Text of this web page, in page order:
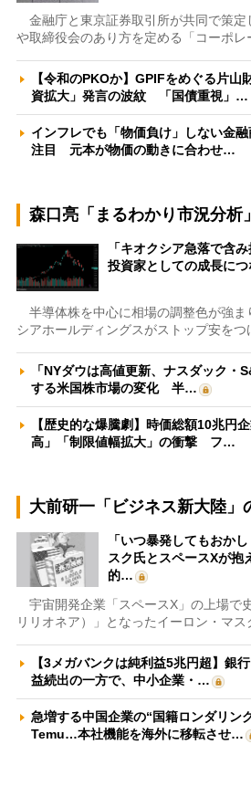
金融庁と東京証券取引所が共同で策定
や取締役会のあり方を定める「コーポ
【令和のPKOか】GPIFをめぐる片山
資拡大」発言の波紋 「国債重視」…
インフレでも「物価負け」しない金
注目 元本が物価の動きに合わせ…
森口亮「まるわかり市況分析」
「キオクシア急落で含
投資家としての成長に
半導体株を中心に相場の調整色が強ま
シアホールディングスがストップ安を
「NYダウは高値更新、ナスダック・
する米国株市場の変化 半…
【歴史的な爆騰劇】時価総額10兆円
高」「制限値幅拡大」の衝撃 フ…
大前研一「ビジネス新大陸」
「いつ暴発してもおか
スク氏とスペースXが抱
的…
宇宙開発企業「スペースX」の上場で
リリオネア）」となったイーロン・マ
【3メガバンクは純利益5兆円超】銀
益続出の一方で、中小企業・…
急増する中国企業の“国籍ロンダリン
Temu…本社機能を海外に移転させ…